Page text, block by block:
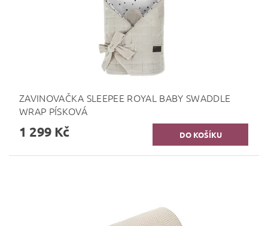
ZAVINOVAČKA SLEEPEE ROYAL BABY SWADDLE
WRAP PÍSKOVÁ
1 299 Kč